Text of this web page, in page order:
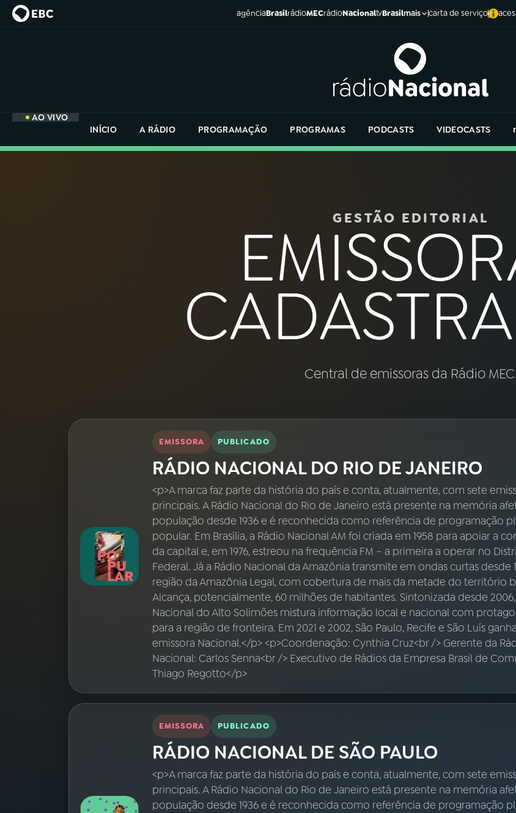
agênciaBrasilrádioMECrádioNacionaltvBrasilmais carta de serviço
AO VIVO
INÍCIO
A RÁDIO PROGRAMAÇÃO PROGRAMAS PODCASTS VIDEOCASTS
PROGRAMAS
Facebook
Instagram
GESTÃO EDITORIAL
Central de emissoras da Rádio
EMISSORA PUBLICADO
RÁDIO NACIONAL DO RIO DE JANEIRO
<p>A marca faz parte da história do país e conta, atualmente, com sete
principais. A Rádio Nacional do Rio de Janeiro está presente na memória
população desde 1936 e é reconhecida como referência de programação
popular. Em Brasília, a Rádio Nacional AM foi criada em 1958 para apoiar a
da capital e, em 1976, estreou na frequência FM – a primeira a operar no
Federal. Já a Rádio Nacional da Amazônia transmite em ondas curtas desde
região da Amazônia Legal, com cobertura de mais da metade do território
Alcança, potencialmente, 60 milhões de habitantes. Sintonizada desde
Nacional do Alto Solimões mistura informação local e nacional com
para a região de fronteira. Em 2021 e 2002, São Paulo, Recife e São Luís
emissora Nacional.</p> <p>Coordenação: Cynthia Cruz<br /> Gerente da
Nacional: Carlos Senna<br /> Executivo de Rádios da Empresa Brasil de
Thiago Regotto</p>
EMISSORA PUBLICADO
RÁDIO NACIONAL DE SÃO PAULO
<p>A marca faz parte da história do país e conta, atualmente, com sete
principais. A Rádio Nacional do Rio de Janeiro está presente na memória
população desde 1936 e é reconhecida como referência de programação